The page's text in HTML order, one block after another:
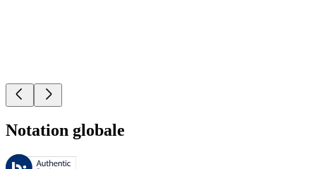
Notation globale
Ces évaluations sont gérées par Bazaarvoice et sont conformes à la